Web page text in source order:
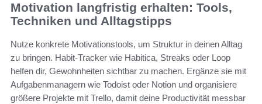
Motivation langfristig erhalten: Tools,
Techniken und Alltagstipps
Nutze konkrete Motivationstools, um Struktur in deinen Alltag
zu bringen. Habit-Tracker wie Habitica, Streaks oder Loop
helfen dir, Gewohnheiten sichtbar zu machen. Ergänze sie mit
Aufgabenmanagern wie Todoist oder Notion und organisiere
größere Projekte mit Trello, damit deine Productivität messbar